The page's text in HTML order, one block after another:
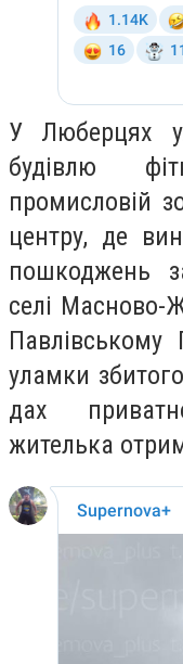
У Люберцях
будівлю
промисловій
центру, де
пошкоджень
селі Масново-
Павлівському
уламки
дах
жителька